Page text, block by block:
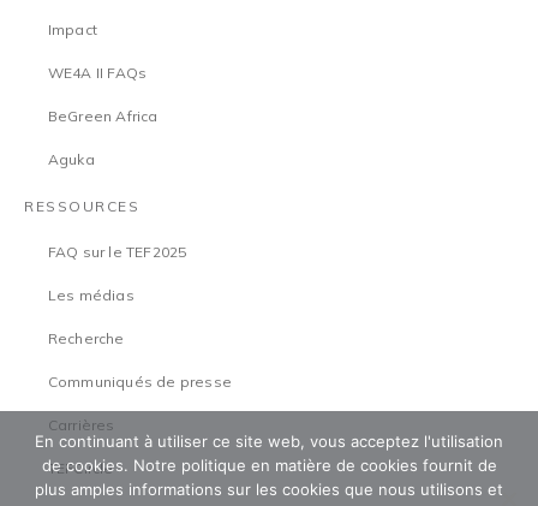
Impact
WE4A II FAQs
BeGreen Africa
Aguka
RESSOURCES
FAQ sur le TEF2025
Les médias
Recherche
Communiqués de presse
Carrières
TEFCircle
En continuant à utiliser ce site web, vous acceptez l'utilisation
de cookies. Notre politique en matière de cookies fournit de
plus amples informations sur les cookies que nous utilisons et